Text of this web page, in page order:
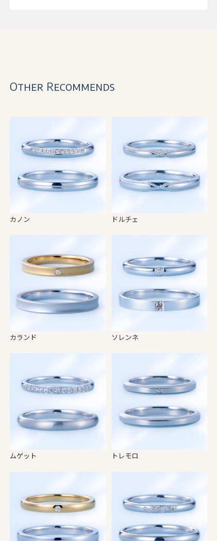
Other Recommends
カノン ドルチェ
カランド ソレンネ
ムゲット トレモロ